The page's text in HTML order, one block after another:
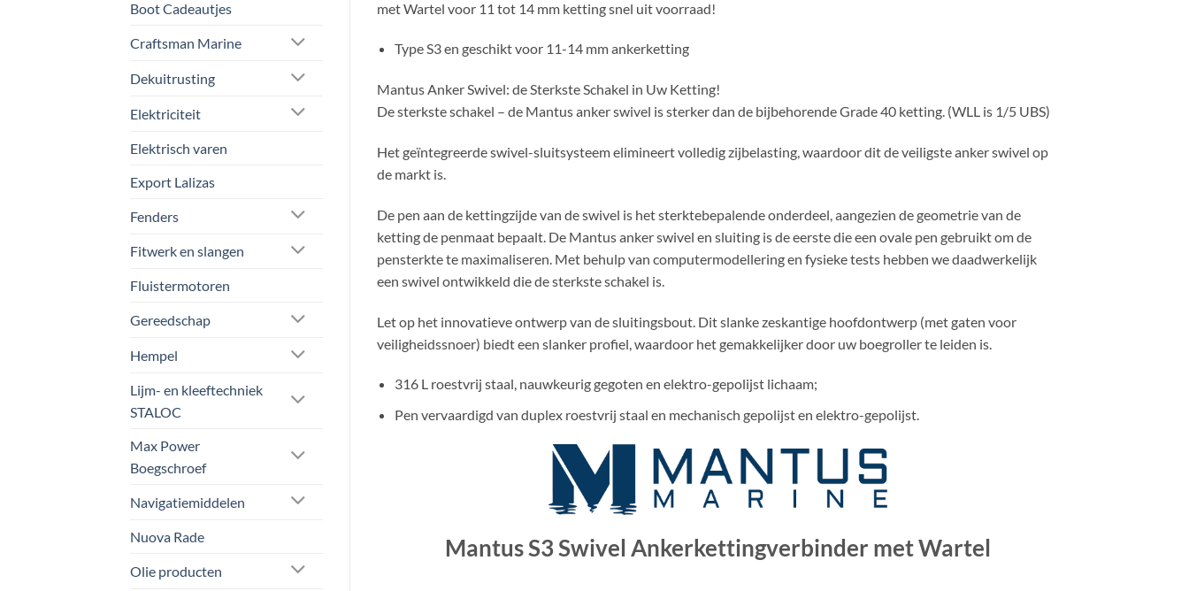
Boot Cadeautjes
Craftsman Marine
Dekuitrusting
Elektriciteit
Elektrisch varen
Export Lalizas
Fenders
Fitwerk en slangen
Fluistermotoren
Gereedschap
Hempel
Lijm- en kleeftechniek
STALOC
Max Power
Boegschroef
Navigatiemiddelen
Nuova Rade
Olie producten
met Wartel voor 11 tot 14 mm ketting snel uit voorraad!
Type S3 en geschikt voor 11-14 mm ankerketting
Mantus Anker Swivel: de Sterkste Schakel in Uw Ketting!
De sterkste schakel – de Mantus anker swivel is sterker dan de bijbehorende Grade 40 ketting. (WLL is 1/5 UBS)
Het geïntegreerde swivel-sluitsysteem elimineert volledig zijbelasting, waardoor dit de veiligste anker swivel op
de markt is.
De pen aan de kettingzijde van de swivel is het sterktebepalende onderdeel, aangezien de geometrie van de
ketting de penmaat bepaalt. De Mantus anker swivel en sluiting is de eerste die een ovale pen gebruikt om de
pensterkte te maximaliseren. Met behulp van computermodellering en fysieke tests hebben we daadwerkelijk
een swivel ontwikkeld die de sterkste schakel is.
Let op het innovatieve ontwerp van de sluitingsbout. Dit slanke zeskantige hoofdontwerp (met gaten voor
veiligheidssnoer) biedt een slanker profiel, waardoor het gemakkelijker door uw boegroller te leiden is.
316 L roestvrij staal, nauwkeurig gegoten en elektro-gepolijst lichaam;
Pen vervaardigd van duplex roestvrij staal en mechanisch gepolijst en elektro-gepolijst.
Mantus S3 Swivel Ankerkettingverbinder met Wartel